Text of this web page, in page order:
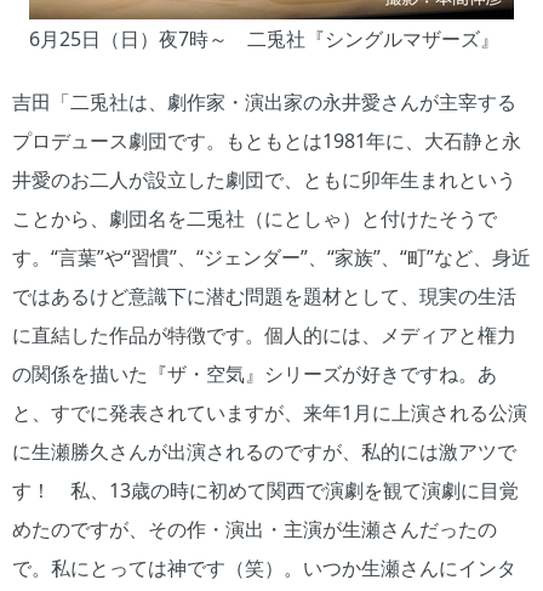
6月25日（日）夜7時～ 二兎社『シングルマザーズ』
吉田「二兎社は、劇作家・演出家の永井愛さんが主宰する
プロデュース劇団です。もともとは1981年に、大石静と永
井愛のお二人が設立した劇団で、ともに卯年生まれという
ことから、劇団名を二兎社（にとしゃ）と付けたそうで
す。“言葉”や“習慣”、“ジェンダー”、“家族”、“町”など、身近
ではあるけど意識下に潜む問題を題材として、現実の生活
に直結した作品が特徴です。個人的には、メディアと権力
の関係を描いた『ザ・空気』シリーズが好きですね。あ
と、すでに発表されていますが、来年1月に上演される公演
に生瀬勝久さんが出演されるのですが、私的には激アツで
す！ 私、13歳の時に初めて関西で演劇を観て演劇に目覚
めたのですが、その作・演出・主演が生瀬さんだったの
で。私にとっては神です（笑）。いつか生瀬さんにインタ